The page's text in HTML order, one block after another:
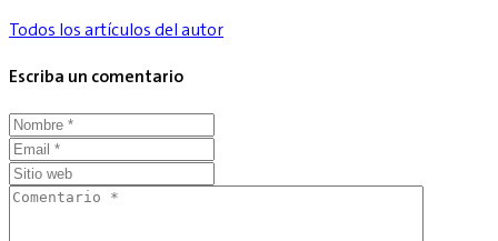
Todos los artículos del autor
Escriba un comentario